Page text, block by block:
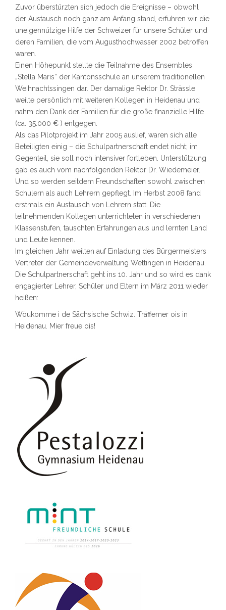
Zuvor überstürzten sich jedoch die Ereignisse – obwohl
der Austausch noch ganz am Anfang stand, erfuhren wir die
uneigennützige Hilfe der Schweizer für unsere Schüler und
deren Familien, die vom Augusthochwasser 2002 betroffen
waren.
Einen Höhepunkt stellte die Teilnahme des Ensembles
„Stella Maris“ der Kantonsschule an unserem traditionellen
Weihnachtssingen dar. Der damalige Rektor Dr. Strässle
weilte persönlich mit weiteren Kollegen in Heidenau und
nahm den Dank der Familien für die große finanzielle Hilfe
(ca. 35.000 € ) entgegen.
Als das Pilotprojekt im Jahr 2005 auslief, waren sich alle
Beteiligten einig – die Schulpartnerschaft endet nicht; im
Gegenteil, sie soll noch intensiver fortleben. Unterstützung
gab es auch vom nachfolgenden Rektor Dr. Wiedemeier.
Und so werden seitdem Freundschaften sowohl zwischen
Schülern als auch Lehrern gepflegt. Im Herbst 2008 fand
erstmals ein Austausch von Lehrern statt. Die
teilnehmenden Kollegen unterrichteten in verschiedenen
Klassenstufen, tauschten Erfahrungen aus und lernten Land
und Leute kennen.
Im gleichen Jahr weilten auf Einladung des Bürgermeisters
Vertreter der Gemeindeverwaltung Wettingen in Heidenau.
Die Schulpartnerschaft geht ins 10. Jahr und so wird es dank
engagierter Lehrer, Schüler und Eltern im März 2011 wieder
heißen:
Wöukomme i de Sächsische Schwiz. Träffemer ois in
Heidenau. Mier freue ois!